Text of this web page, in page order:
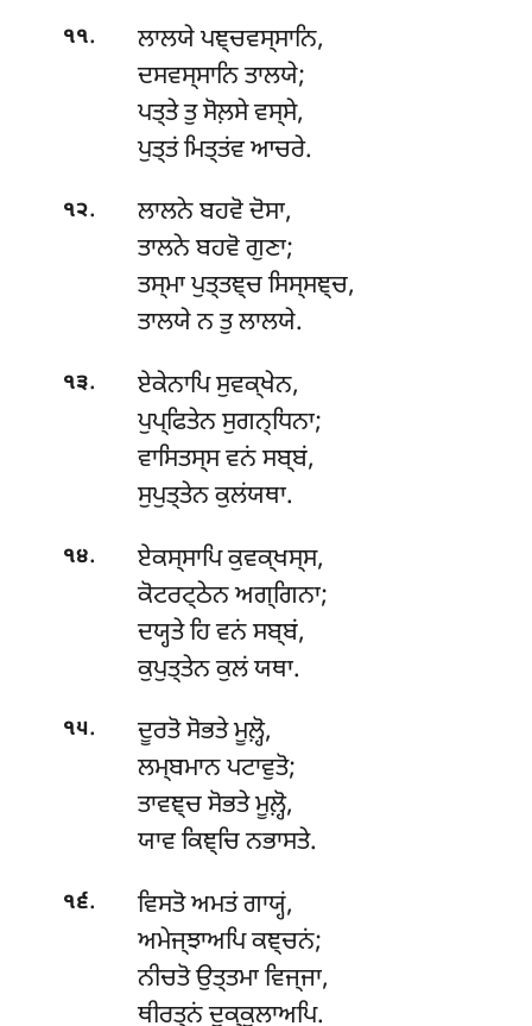
੧੧. ਲਾਲਯੇਪਞ੍ਚਵਸ੍ਸਾਨਿ,
ਦਸਵਸ੍ਸਾਨਿ ਤਾਲਯੇ;
ਪਤ੍ਤੇ ਤੁ ਸੋਲ਼ਸੇ ਵਸ੍ਸੇ,
ਪੁਤ੍ਤਂ ਮਿਤ੍ਤਂਵ ਆਚਰੇ.
੧੨. ਲਾਲਨੇਬਹਵੋ ਦੋਸਾ,
ਤਾਲਨੇ ਬਹਵੋ ਗੁਣਾ;
ਤਸ੍ਮਾ ਪੁਤ੍ਤਞ੍ਚ ਸਿਸ੍ਸਞ੍ਚ,
ਤਾਲਯੇ ਨ ਤੁ ਲਾਲਯੇ.
੧੩. ਏਕੇਨਾਪਿਸੁਵਕ੍ਖੇਨ,
ਪੁਪ੍ਫਿਤੇਨ ਸੁਗਨ੍ਧਿਨਾ;
ਵਾਸਿਤਸ੍ਸ ਵਨਂ ਸਬ੍ਬਂ,
ਸੁਪੁਤ੍ਤੇਨ ਕੁਲਂਯਥਾ.
੧੪. ਏਕਸ੍ਸਾਪਿਕੁਵਕ੍ਖਸ੍ਸ,
ਕੋਟਰਟ੍ਠੇਨ ਅਗ੍ਗਿਨਾ;
ਦਯ੍ਹਤੇ ਹਿ ਵਨਂ ਸਬ੍ਬਂ,
ਕੁਪੁਤ੍ਤੇਨ ਕੁਲਂ ਯਥਾ.
੧੫.
ਦੂਰਤੋ ਸੋਭਤੇ ਮੂਲ਼੍ਹੋ,
ਲਮ੍ਬਮਾਨ ਪਟਾਵੁਤੋ;
ਤਾਵਞ੍ਚ ਸੋਭਤੇ ਮੂਲ਼੍ਹੋ,
ਯਾਵ ਕਿਞ੍ਚਿ ਨਭਾਸਤੇ.
੧੬. ਵਿਸਤੋਅਮਤਂ ਗਾਯ੍ਹਂ,
ਅਮੇਜ੍ਝਾਅਪਿ ਕਞ੍ਚਨਂ;
ਨੀਚਤੋ ਉਤ੍ਤਮਾ ਵਿਜ੍ਜਾ,
ਥੀਰਤ੍ਨਂ ਦੁਕ੍ਕੁਲਾਅਪਿ.